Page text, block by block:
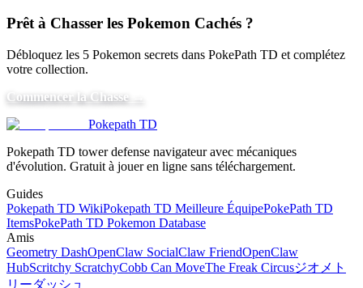
Prêt à Chasser les Pokemon Cachés ?
Débloquez les 5 Pokemon secrets dans PokePath TD et complétez
votre collection.
Commencer la Chasse →
Pokepath TD
Pokepath TD tower defense navigateur avec mécaniques
d'évolution. Gratuit à jouer en ligne sans téléchargement.
Guides
Pokepath TD WikiPokepath TD Meilleure ÉquipePokePath TD
ItemsPokePath TD Pokemon Database
Amis
Geometry DashOpenClaw SocialClaw FriendOpenClaw
HubScritchy ScratchyCobb Can MoveThe Freak Circusジオメト
リーダッシュ